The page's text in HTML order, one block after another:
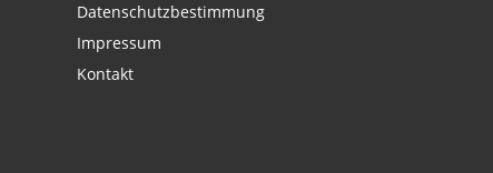
Datenschutzbestimmung
Impressum
Kontakt